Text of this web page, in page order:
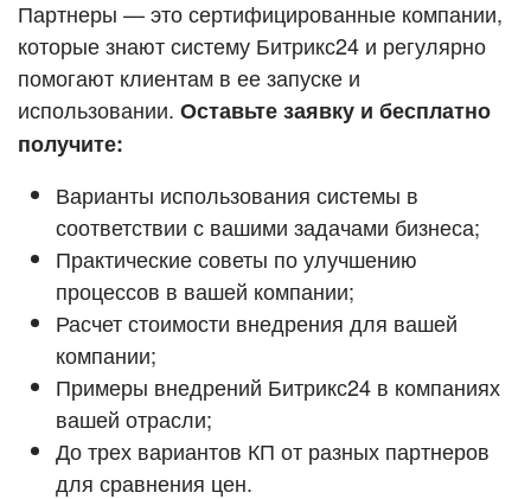
ВХОД
ВХОД
Смотреть видеокейсы
Партнеры — это сертифицированные компании,
которые знают систему Битрикс24 и регулярно
помогают клиентам в ее запуске и
использовании. Оставьте заявку и бесплатно
получите:
Варианты использования системы в
соответствии с вашими задачами бизнеса;
Практические советы по улучшению
процессов в вашей компании;
Расчет стоимости внедрения для вашей
компании;
Примеры внедрений Битрикс24 в компаниях
вашей отрасли;
До трех вариантов КП от разных партнеров
для сравнения цен.